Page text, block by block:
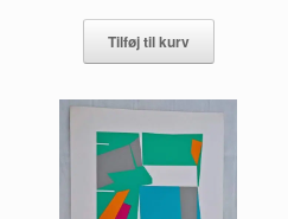
Tilføj til kurv